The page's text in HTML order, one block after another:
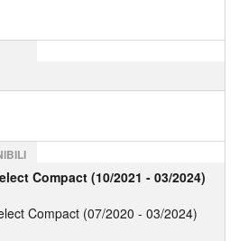
Compact (10/2021 - 03/2024)
Compact (07/2020 - 03/2024)